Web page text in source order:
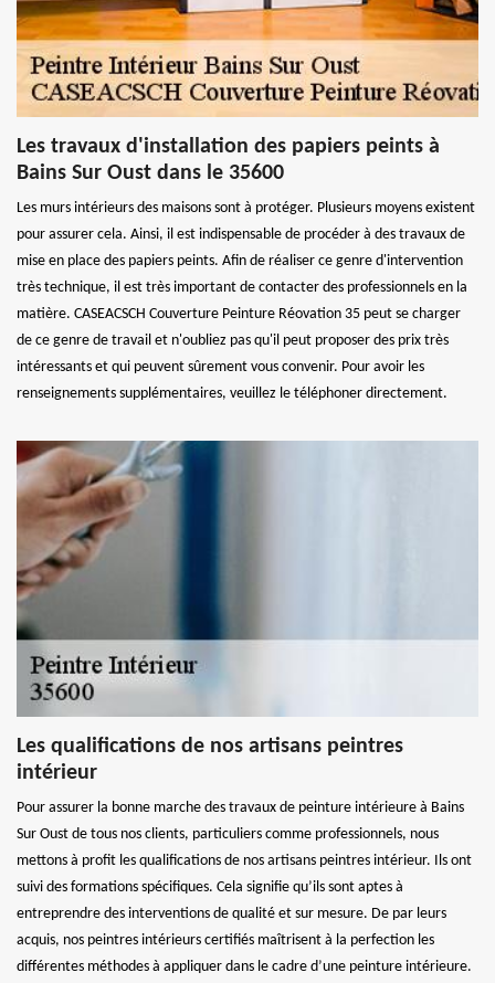
Les travaux d'installation des papiers peints à
Bains Sur Oust dans le 35600
Les murs intérieurs des maisons sont à protéger. Plusieurs moyens existent
pour assurer cela. Ainsi, il est indispensable de procéder à des travaux de
mise en place des papiers peints. Afin de réaliser ce genre d'intervention
très technique, il est très important de contacter des professionnels en la
matière. CASEACSCH Couverture Peinture Réovation 35 peut se charger
de ce genre de travail et n'oubliez pas qu'il peut proposer des prix très
intéressants et qui peuvent sûrement vous convenir. Pour avoir les
renseignements supplémentaires, veuillez le téléphoner directement.
Les qualifications de nos artisans peintres
intérieur
Pour assurer la bonne marche des travaux de peinture intérieure à Bains
Sur Oust de tous nos clients, particuliers comme professionnels, nous
mettons à profit les qualifications de nos artisans peintres intérieur. Ils ont
suivi des formations spécifiques. Cela signifie qu’ils sont aptes à
entreprendre des interventions de qualité et sur mesure. De par leurs
acquis, nos peintres intérieurs certifiés maîtrisent à la perfection les
différentes méthodes à appliquer dans le cadre d’une peinture intérieure.